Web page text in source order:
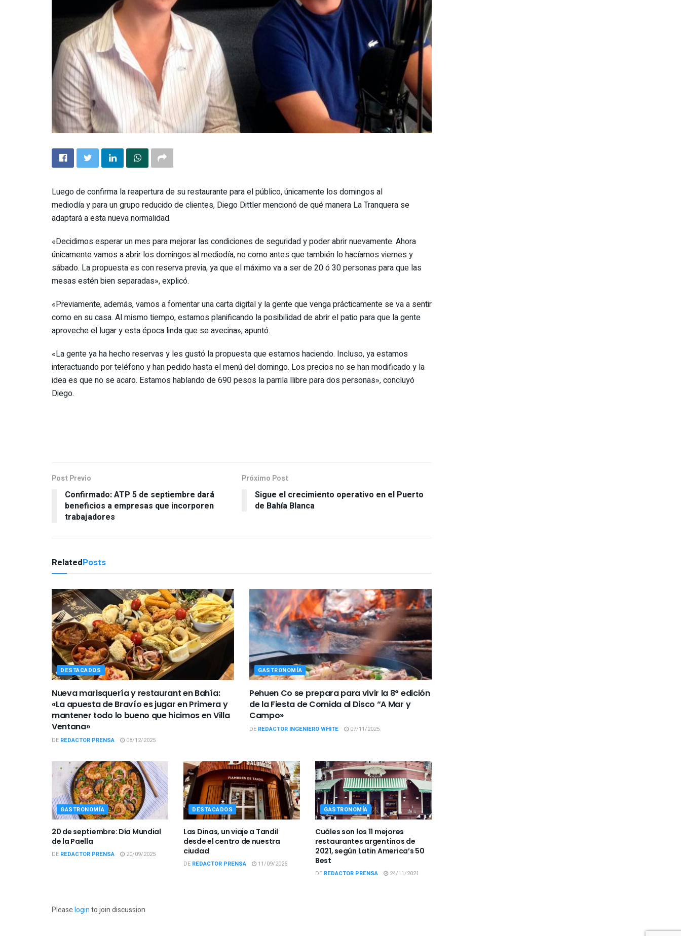
Luego de confirma la reapertura de su restaurante para el público, únicamente los domingos al
mediodía y para un grupo reducido de clientes, Diego Dittler mencionó de qué manera La Tranquera se
adaptará a esta nueva normalidad.
«Decidimos esperar un mes para mejorar las condiciones de seguridad y poder abrir nuevamente. Ahora
únicamente vamos a abrir los domingos al mediodía, no como antes que también lo hacíamos viernes y
sábado. La propuesta es con reserva previa, ya que el máximo va a ser de 20 ó 30 personas para que las
mesas estén bien separadas», explicó.
«Previamente, además, vamos a fomentar una carta digital y la gente que venga prácticamente se va a sentir
como en su casa. Al mismo tiempo, estamos planificando la posibilidad de abrir el patio para que la gente
aproveche el lugar y esta época linda que se avecina», apuntó.
«La gente ya ha hecho reservas y les gustó la propuesta que estamos haciendo. Incluso, ya estamos
interactuando por teléfono y han pedido hasta el menú del domingo. Los precios no se han modificado y la
idea es que no se acaro. Estamos hablando de 690 pesos la parrila llibre para dos personas», concluyó
Diego.
Post Previo
Confirmado: ATP 5 de septiembre dará
beneficios a empresas que incorporen
trabajadores
Próximo Post
Sigue el crecimiento operativo en el Puerto
de Bahía Blanca
RelatedPosts
DESTACADOS
Nueva marisquería y restaurant en Bahía:
«La apuesta de Bravío es jugar en Primera y
mantener todo lo bueno que hicimos en Villa
Ventana»
DE REDACTOR PRENSA 08/12/2025
GASTRONOMÍA
Pehuen Co se prepara para vivir la 8° edición
de la Fiesta de Comida al Disco “A Mar y
Campo»
DE REDACTOR INGENIERO WHITE 07/11/2025
GASTRONOMÍA
20 de septiembre: Día Mundial
de la Paella
DE REDACTOR PRENSA 20/09/2025
DESTACADOS
Las Dinas, un viaje a Tandil
desde el centro de nuestra
ciudad
DE REDACTOR PRENSA 11/09/2025
GASTRONOMÍA
Cuáles son los 11 mejores
restaurantes argentinos de
2021, según Latin America’s 50
Best
DE REDACTOR PRENSA 24/11/2021
Pleaseloginto join discussion